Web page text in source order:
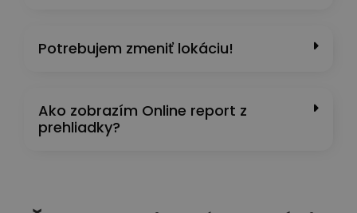
Potrebujem zmeniť lokáciu!
Ako zobrazím Online report z
prehliadky?